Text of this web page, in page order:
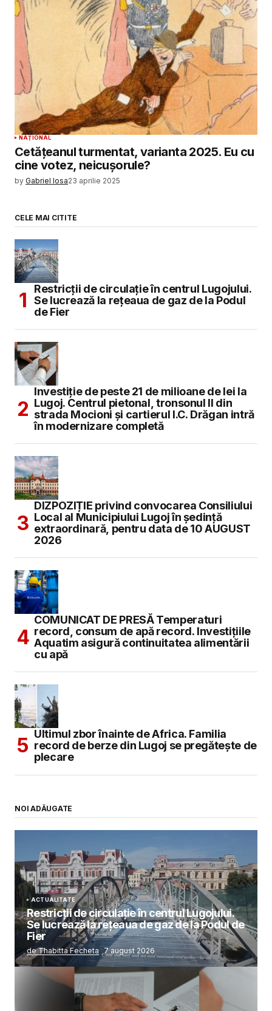
NAȚIONAL
Cetățeanul turmentat, varianta 2025. Eu cu
cine votez, neicușorule?
by Gabriel Iosa23 aprilie 2025
CELE MAI CITITE
Restricții de circulație în centrul Lugojului.
Se lucrează la rețeaua de gaz de la Podul
de Fier
Investiție de peste 21 de milioane de lei la
Lugoj. Centrul pietonal, tronsonul II din
strada Mocioni și cartierul I.C. Drăgan intră
în modernizare completă
DIZPOZIȚIE privind convocarea Consiliului
Local al Municipiului Lugoj în şedinţă
extraordinară, pentru data de 10 AUGUST
2026
COMUNICAT DE PRESĂ Temperaturi
record, consum de apă record. Investițiile
Aquatim asigură continuitatea alimentării
cu apă
Ultimul zbor înainte de Africa. Familia
record de berze din Lugoj se pregătește de
plecare
NOI ADĂUGATE
ACTUALITATE
Restricții de circulație în centrul Lugojului.
Se lucrează la rețeaua de gaz de la Podul de
Fier
de Thabitta Fecheta 7 august 2026